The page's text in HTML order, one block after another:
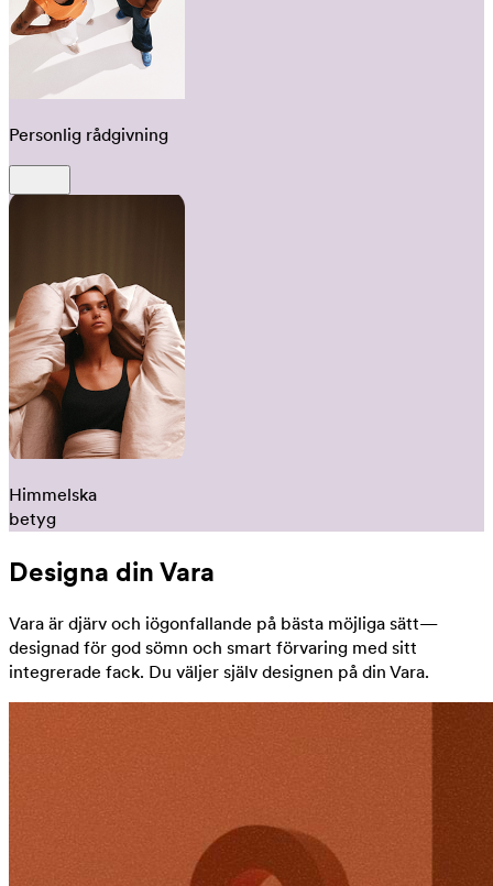
Personlig rådgivning
Himmelska
betyg
Designa din Vara
Vara är djärv och iögonfallande på bästa möjliga sätt—
designad för god sömn och smart förvaring med sitt
integrerade fack. Du väljer själv designen på din Vara.